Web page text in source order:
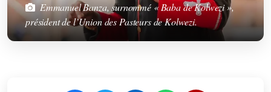
Emmanuel Banza, surnommé « Baba de Kolwezi »,
président de l’Union des Pasteurs de Kolwezi.